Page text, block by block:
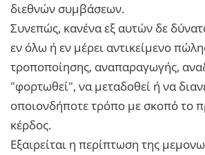
διεθνών συμβάσεων.
Συνεπώς, κανένα εξ αυτών δε
εν όλω ή εν μέρει αντικείμενο
τροποποίησης, αναπαραγωγής,
"φορτωθεί", να μεταδοθεί ή να
οποιονδήποτε τρόπο με σκοπό το
κέρδος.
Εξαιρείται η περίπτωση της